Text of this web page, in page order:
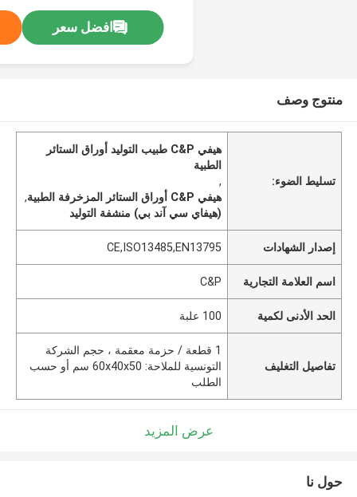
افضل سعر
منتوج وصف
تسليط الضوء:
هيفي C&P طبيب التوليد أوراق الستائر
الطبية
,
هيفي C&P أوراق الستائر المزخرفة الطبية
,
(هيفاي سي آند بي) منشفة التوليد
إصدار الشهادات CE,ISO13485,EN13795
اسم العلامة التجارية C&P
الحد الأدنى لكمية 100 علبة
تفاصيل التغليف
1 قطعة / حزمة معقمة ، حجم الشركة
التونسية للملاحة: 60x40x50 سم أو حسب
الطلب
عرض المزيد
حول نا